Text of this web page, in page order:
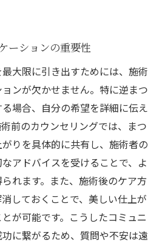
ーションの重要性
大限に引き出すためには、施術
ンが欠かせません。特に逆まつ
場合、自分の希望を詳細に伝え
前のカウンセリングでは、まつ
りを具体的に共有し、施術者の
アドバイスを受けることで、よ
れます。また、施術後のケア方
しておくことで、美しい仕上が
が可能です。こうしたコミュニ
に繋がるため、質問や不安は遠